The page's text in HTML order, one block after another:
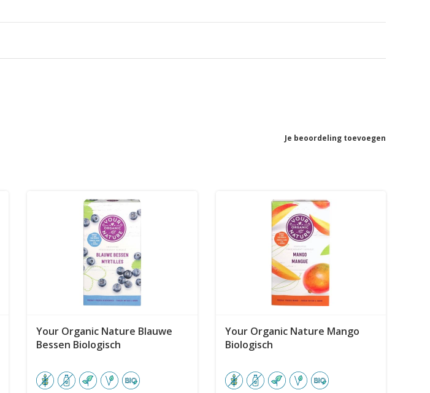
Je beoordeling toevoegen
Your Organic Nature Blauwe
Bessen Biologisch
Your Organic Nature Mango
Biologisch